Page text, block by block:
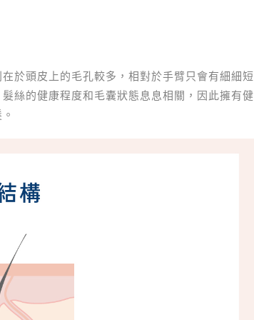
於頭皮上的毛孔較多，相對於手臂只會有細細短
絲的健康程度和毛囊狀態息息相關，因此擁有健